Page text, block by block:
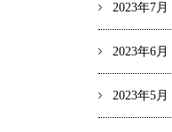
2023年7月
2023年6月
2023年5月